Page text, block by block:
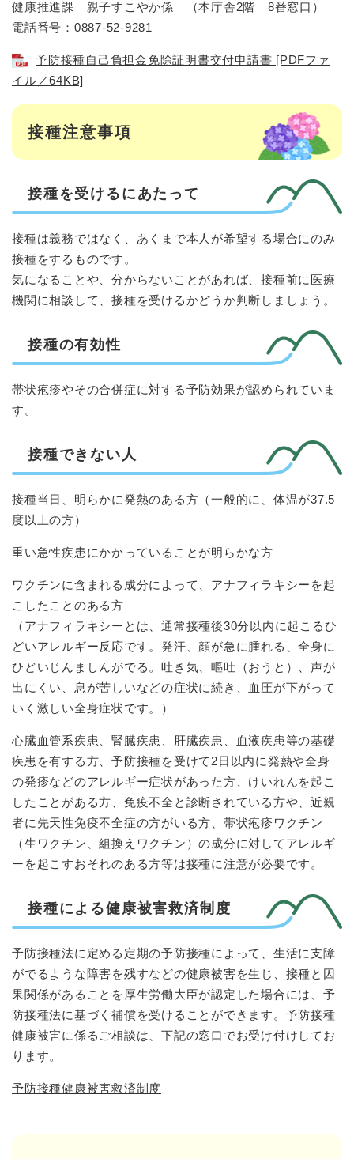
健康推進課 親子すこやか係 （本庁舎2階 8番窓口）
電話番号：0887-52-9281
予防接種自己負担金免除証明書交付申請書 [PDFファ
イル／64KB]
接種注意事項
接種を受けるにあたって
接種は義務ではなく、あくまで本人が希望する場合にのみ
接種をするものです。
気になることや、分からないことがあれば、接種前に医療
機関に相談して、接種を受けるかどうか判断しましょう。
接種の有効性
帯状疱疹やその合併症に対する予防効果が認められていま
す。
接種できない人
接種当日、明らかに発熱のある方（一般的に、体温が37.5
度以上の方）
重い急性疾患にかかっていることが明らかな方
ワクチンに含まれる成分によって、アナフィラキシーを起
こしたことのある方
（アナフィラキシーとは、通常接種後30分以内に起こるひ
どいアレルギー反応です。発汗、顔が急に腫れる、全身に
ひどいじんましんがでる。吐き気、嘔吐（おうと）、声が
出にくい、息が苦しいなどの症状に続き、血圧が下がって
いく激しい全身症状です。）
心臓血管系疾患、腎臓疾患、肝臓疾患、血液疾患等の基礎
疾患を有する方、予防接種を受けて2日以内に発熱や全身
の発疹などのアレルギー症状があった方、けいれんを起こ
したことがある方、免疫不全と診断されている方や、近親
者に先天性免疫不全症の方がいる方、帯状疱疹ワクチン
（生ワクチン、組換えワクチン）の成分に対してアレルギ
ーを起こすおそれのある方等は接種に注意が必要です。
接種による健康被害救済制度
予防接種法に定める定期の予防接種によって、生活に支障
がでるような障害を残すなどの健康被害を生じ、接種と因
果関係があることを厚生労働大臣が認定した場合には、予
防接種法に基づく補償を受けることができます。予防接種
健康被害に係るご相談は、下記の窓口でお受け付けしてお
ります。
予防接種健康被害救済制度